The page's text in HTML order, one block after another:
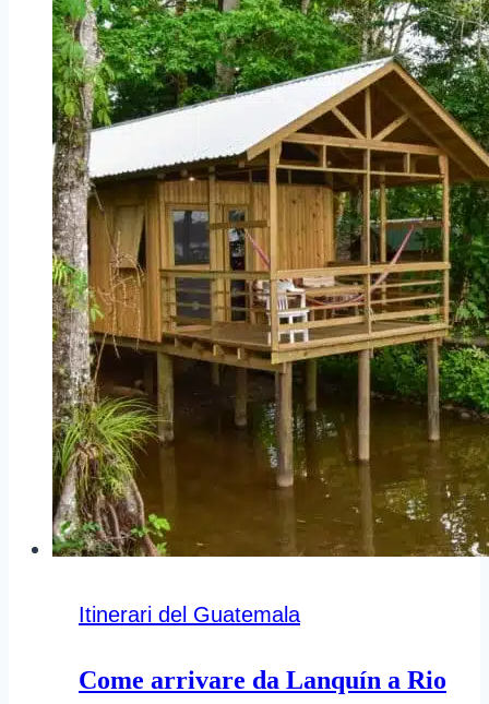
Itinerari del Guatemala
Come arrivare da Lanquín a Rio